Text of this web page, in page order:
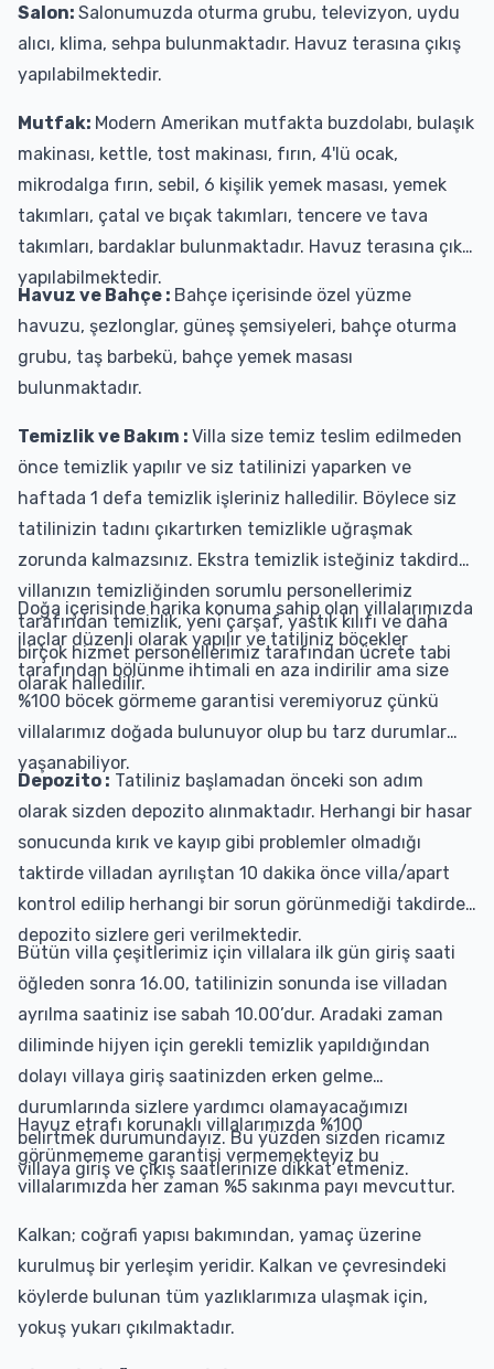
Salon: Salonumuzda oturma grubu, televizyon, uydu
alıcı, klima, sehpa bulunmaktadır. Havuz terasına çıkış
yapılabilmektedir.
Mutfak: Modern Amerikan mutfakta buzdolabı, bulaşık
makinası, kettle, tost makinası, fırın, 4'lü ocak,
mikrodalga fırın, sebil, 6 kişilik yemek masası, yemek
takımları, çatal ve bıçak takımları, tencere ve tava
takımları, bardaklar bulunmaktadır. Havuz terasına çıkış
yapılabilmektedir.
Havuz ve Bahçe : Bahçe içerisinde özel yüzme
havuzu, şezlonglar, güneş şemsiyeleri, bahçe oturma
grubu, taş barbekü, bahçe yemek masası
bulunmaktadır.
Temizlik ve Bakım : Villa size temiz teslim edilmeden
önce temizlik yapılır ve siz tatilinizi yaparken ve
haftada 1 defa temizlik işleriniz halledilir. Böylece siz
tatilinizin tadını çıkartırken temizlikle uğraşmak
zorunda kalmazsınız. Ekstra temizlik isteğiniz takdirde
villanızın temizliğinden sorumlu personellerimiz
tarafından temizlik, yeni çarşaf, yastık kılıfı ve daha
birçok hizmet personellerimiz tarafından ücrete tabi
olarak halledilir.
Doğa içerisinde harika konuma sahip olan villalarımızda
ilaçlar düzenli olarak yapılır ve tatiliniz böcekler
tarafından bölünme ihtimali en aza indirilir ama size
%100 böcek görmeme garantisi veremiyoruz çünkü
villalarımız doğada bulunuyor olup bu tarz durumlar
yaşanabiliyor.
Depozito : Tatiliniz başlamadan önceki son adım
olarak sizden depozito alınmaktadır. Herhangi bir hasar
sonucunda kırık ve kayıp gibi problemler olmadığı
taktirde villadan ayrılıştan 10 dakika önce villa/apart
kontrol edilip herhangi bir sorun görünmediği takdirde
depozito sizlere geri verilmektedir.
Bütün villa çeşitlerimiz için villalara ilk gün giriş saati
öğleden sonra 16.00, tatilinizin sonunda ise villadan
ayrılma saatiniz ise sabah 10.00’dur. Aradaki zaman
diliminde hijyen için gerekli temizlik yapıldığından
dolayı villaya giriş saatinizden erken gelme
durumlarında sizlere yardımcı olamayacağımızı
belirtmek durumundayız. Bu yüzden sizden ricamız
villaya giriş ve çıkış saatlerinize dikkat etmeniz.
Havuz etrafı korunaklı villalarımızda %100
görünmememe garantisi vermemekteyiz bu
villalarımızda her zaman %5 sakınma payı mevcuttur.
Kalkan; coğrafi yapısı bakımından, yamaç üzerine
kurulmuş bir yerleşim yeridir. Kalkan ve çevresindeki
köylerde bulunan tüm yazlıklarımıza ulaşmak için,
yokuş yukarı çıkılmaktadır.